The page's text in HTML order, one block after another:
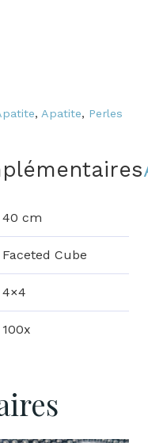
, Apatite, Perles
40 cm
Faceted Cube
4×4
100x